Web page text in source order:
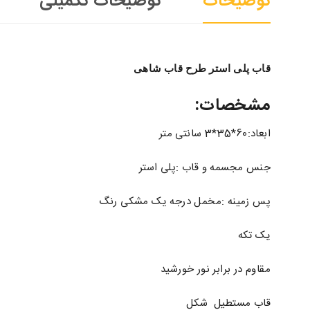
قاب پلی استر طرح قاب شاهی
مشخصات:
ابعاد:60*35*3 سانتی متر
جنس مجسمه و قاب :پلی استر
پس زمینه :مخمل درجه یک مشکی رنگ
یک تکه
مقاوم در برابر نور خورشید
قاب مستطیل شکل